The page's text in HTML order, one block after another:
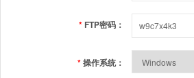
* FTP密码：
*操作系统：